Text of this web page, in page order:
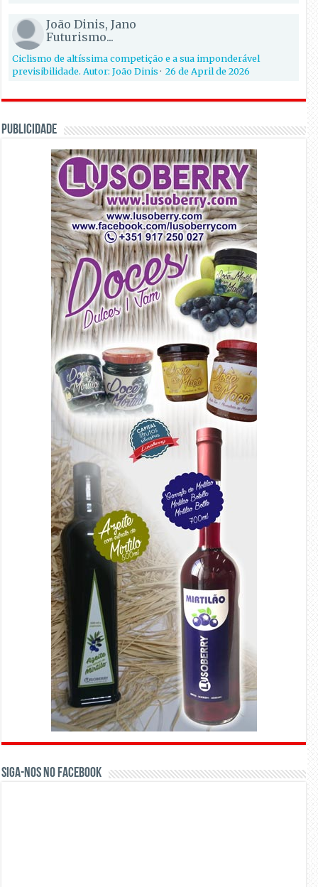
João Dinis, Jano
Futurismo...
Ciclismo de altíssima competição e a sua imponderável
previsibilidade. Autor: João Dinis·26 de April de 2026
PUBLICIDADE
Siga-nos no Facebook